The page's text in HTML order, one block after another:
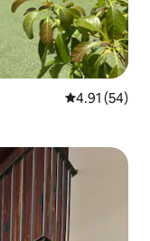
平均评分
4.91 (54)